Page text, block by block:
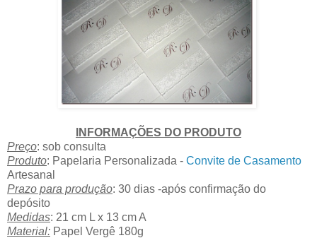
INFORMAÇÕES DO PRODUTO
Preço: sob consulta
Produto: Papelaria Personalizada - Convite de Casamento
Artesanal
Prazo para produção: 30 dias -após confirmação do
depósito
Medidas: 21 cm L x 13 cm A
Material: Papel Vergê 180g